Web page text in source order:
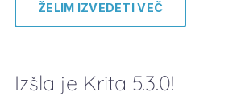
ŽELIM IZVEDETI VEČ
Izšla je Krita 5.3.0!